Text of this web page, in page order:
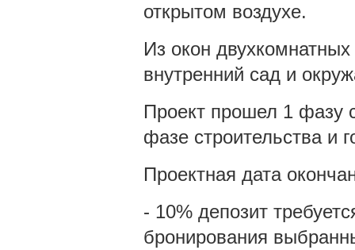
открытом воздухе.
Из окон
внутренний сад и
Проект прошел 1 фазу
фазе строительства и
Проектная дата
- 10% депозит
бронирования